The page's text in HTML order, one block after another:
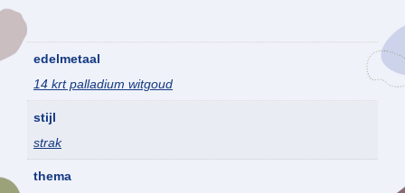
edelmetaal
14 krt palladium witgoud
stijl
strak
thema